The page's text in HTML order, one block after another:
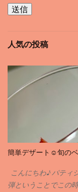
人気の投稿
簡単デザート☺️旬の
こんにちわ♪ パティ
弾ということでこの